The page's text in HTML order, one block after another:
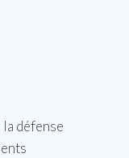
défense